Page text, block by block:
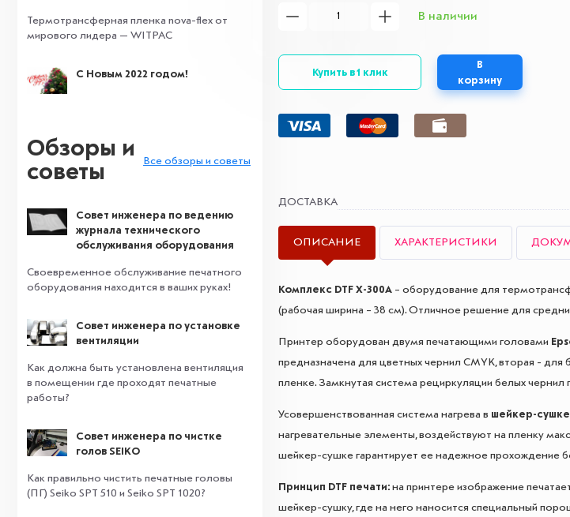
Термотрансферная пленка nova-flex от
мирового лидера — WITPAC
С Новым 2022 годом!
Обзоры и
советы
Все обзоры и советы
Совет инженера по ведению
журнала технического
обслуживания оборудования
Своевременное обслуживание печатного
оборудования находится в ваших руках!
Совет инженера по установке
вентиляции
Как должна быть установлена вентиляция
в помещении где проходят печатные
работы?
Совет инженера по чистке
голов SEIKO
Как правильно чистить печатные головы
(ПГ) Seiko SPT 510 и Seiko SPT 1020?
В наличии
Купить в 1 клик
В
корзину
ДОСТАВКА
ОПИСАНИЕ ХАРАКТЕРИСТИКИ
Комплекс DTF X-300A – оборудование для
(рабочая ширина – 38 см). Отличное решение для
Принтер оборудован двумя печатающими головами
предназначена для цветных чернил CMYK, вторая -
пленке. Замкнутая система рециркуляции белых
Усовершенствованная система нагрева в шейкер-сушке
нагревательные элементы, воздействуют на пленку
шейкер-сушке гарантирует ее надежное прохождение
Принцип DTF печати: на принтере изображение
шейкер-сушку, где на него наносится специальный